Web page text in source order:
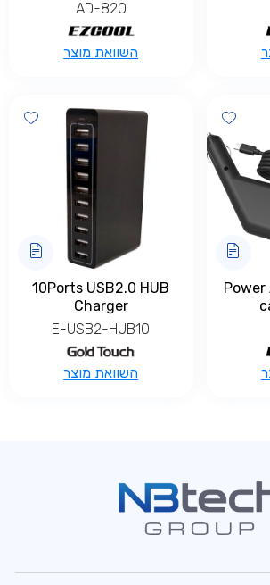
AD-820
השוואת מוצר
Add wishlist
Power
10Ports USB2.0 HUB
Charger
E-USB2-HUB10
השוואת מוצר